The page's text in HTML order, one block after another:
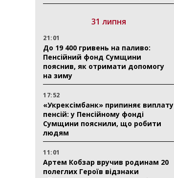
31 липня
21:01
До 19 400 гривень на паливо:
Пенсійний фонд Сумщини
пояснив, як отримати допомогу
на зиму
17:52
«Укрексімбанк» припиняє виплату
пенсій: у Пенсійному фонді
Сумщини пояснили, що робити
людям
11:01
Артем Кобзар вручив родинам 20
полеглих Героїв відзнаки